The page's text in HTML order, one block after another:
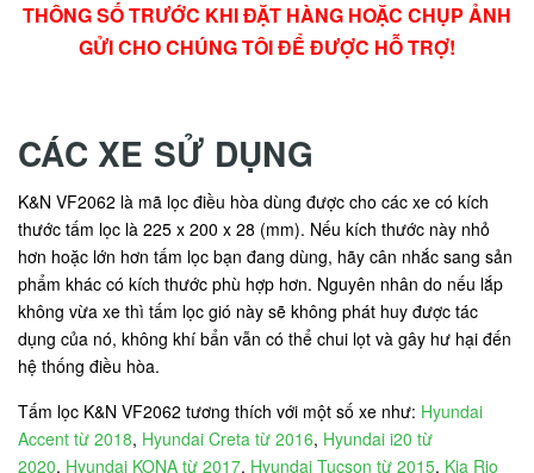
THÔNG SỐ TRƯỚC KHI ĐẶT HÀNG HOẶC CHỤP ẢNH
GỬI CHO CHÚNG TÔI ĐỂ ĐƯỢC HỖ TRỢ!
CÁC XE SỬ DỤNG
K&N VF2062 là mã lọc điều hòa dùng được cho các xe có kích
thước tấm lọc là 225 x 200 x 28 (mm). Nếu kích thước này nhỏ
hơn hoặc lớn hơn tấm lọc bạn đang dùng, hãy cân nhắc sang sản
phẩm khác có kích thước phù hợp hơn. Nguyên nhân do nếu lắp
không vừa xe thì tấm lọc gió này sẽ không phát huy được tác
dụng của nó, không khí bẩn vẫn có thể chui lọt và gây hư hại đến
hệ thống điều hòa.
Tấm lọc K&N VF2062 tương thích với một số xe như: Hyundai
Accent từ 2018, Hyundai Creta từ 2016, Hyundai i20 từ
2020, Hyundai KONA từ 2017, Hyundai Tucson từ 2015, Kia Rio